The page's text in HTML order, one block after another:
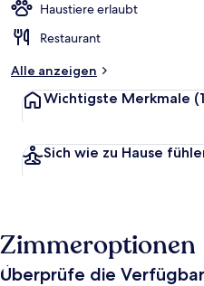
Haustiere erlaubt
Restaurant
Alle anzeigen
Wichtigste Merkmale
Sich wie zu Hause
Zimmeroptionen
Überprüfe die